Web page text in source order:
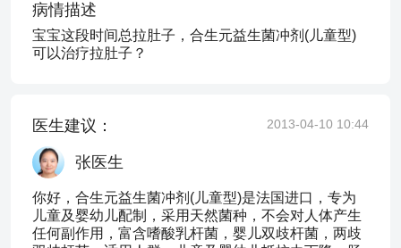
病情描述
宝宝这段时间总拉肚子，合生元益生菌冲剂(儿童型)
可以治疗拉肚子？
医生建议： 2013-04-10 10:44
张医生
你好，合生元益生菌冲剂(儿童型)是法国进口，专为
儿童及婴幼儿配制，采用天然菌种，不会对人体产生
任何副作用，富含嗜酸乳杆菌，婴儿双歧杆菌，两歧